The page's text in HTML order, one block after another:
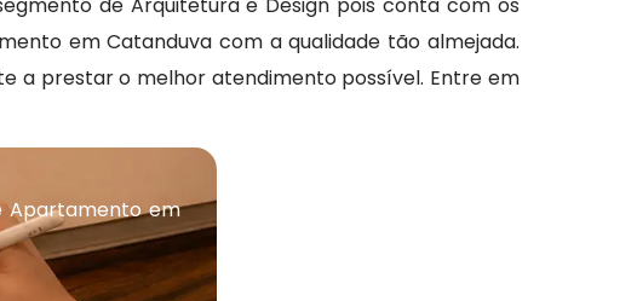
em Catanduva com a qualidade tão almejada.
a prestar o melhor atendimento possível. Entre em
Apartamento em